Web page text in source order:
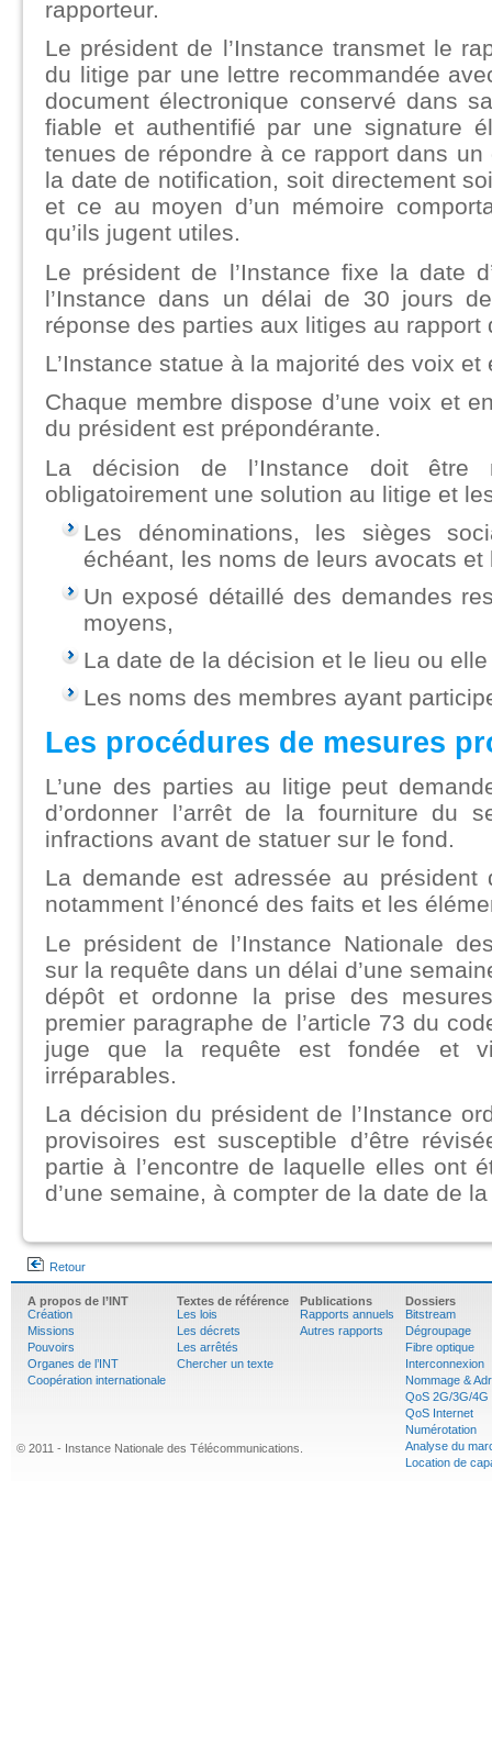
rapporteur.
Le président de l’Instance transmet le
du litige par une lettre recommandée
document électronique conservé dans
fiable et authentifié par une signature
tenues de répondre à ce rapport dans un
la date de notification, soit directement
et ce au moyen d’un mémoire
qu’ils jugent utiles.
Le président de l’Instance fixe la date
l’Instance dans un délai de 30 jours
réponse des parties aux litiges au rapport
L’Instance statue à la majorité des voix
Chaque membre dispose d’une voix et
du président est prépondérante.
La décision de l’Instance doit être
obligatoirement une solution au litige et
Les dénominations, les sièges
échéant, les noms de leurs avocats
Un exposé détaillé des demandes
moyens,
La date de la décision et le lieu ou
Les noms des membres ayant
Les procédures de mesures
L’une des parties au litige peut
d’ordonner l’arrêt de la fourniture du
infractions avant de statuer sur le fond.
La demande est adressée au président
notamment l’énoncé des faits et les
Le président de l’Instance Nationale
sur la requête dans un délai d’une
dépôt et ordonne la prise des
premier paragraphe de l’article 73 du
juge que la requête est fondée et
irréparables.
La décision du président de l’Instance
provisoires est susceptible d’être
partie à l’encontre de laquelle elles ont
d’une semaine, à compter de la date de
Retour
A propos de l’INT
Création
Missions
Pouvoirs
Organes de l’INT
Coopération internationale
Textes de référence
Les lois
Les décrets
Les arrêtés
Chercher un texte
Publications
Rapports annuels
Autres rapports
Dossiers
Bitstream
Dégroupage
Fibre optique
Interconnexion
Nommage &
QoS 2G/3G/4G
QoS Internet
Numérotation
Analyse du
Location de
© 2011 - Instance Nationale des Télécommunications.